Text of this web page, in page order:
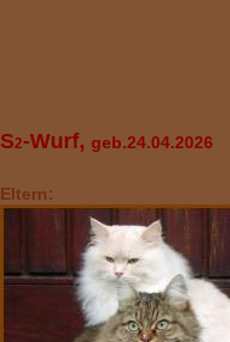
S2-Wurf, geb.24.04.2026
Eltern: